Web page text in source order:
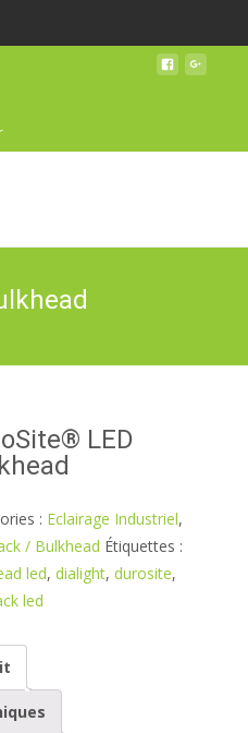
LED
: Eclairage Industriel,
/ Bulkhead Étiquettes :
led, dialight, durosite,
led